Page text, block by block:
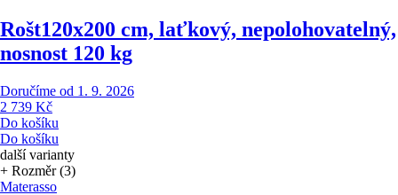
Rošt120x200 cm, laťkový, nepolohovatelný,
nosnost 120 kg
Doručíme od 1. 9. 2026
2 739 Kč
Do košíku
Do košíku
další varianty
+ Rozměr (3)
Materasso